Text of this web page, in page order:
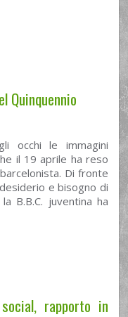
Quinquennio
occhi le immagini
il 19 aprile ha reso
Di fronte
e bisogno di
B.B.C. juventina ha
rapporto in